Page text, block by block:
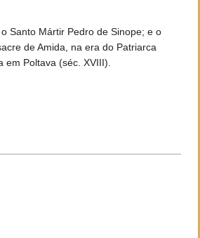
Santo Mártir Pedro de Sinope; e o
de Amida, na era do Patriarca
em Poltava (séc. XVIII).